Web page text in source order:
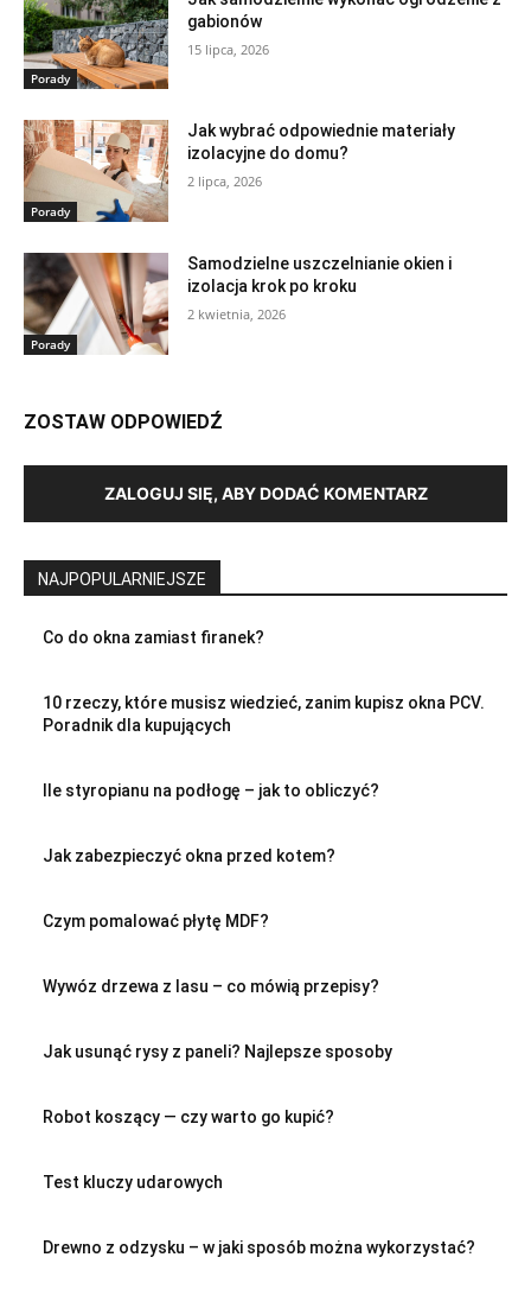
Porady
gabionów
15 lipca, 2026
Porady
Jak wybrać odpowiednie materiały
izolacyjne do domu?
2 lipca, 2026
Porady
Samodzielne uszczelnianie okien i
izolacja krok po kroku
2 kwietnia, 2026
ZOSTAW ODPOWIEDŹ
ZALOGUJ SIĘ, ABY DODAĆ KOMENTARZ
NAJPOPULARNIEJSZE
Co do okna zamiast firanek?
10 rzeczy, które musisz wiedzieć, zanim kupisz okna PCV.
Poradnik dla kupujących
Ile styropianu na podłogę – jak to obliczyć?
Jak zabezpieczyć okna przed kotem?
Czym pomalować płytę MDF?
Wywóz drzewa z lasu – co mówią przepisy?
Jak usunąć rysy z paneli? Najlepsze sposoby
Robot koszący — czy warto go kupić?
Test kluczy udarowych
Drewno z odzysku – w jaki sposób można wykorzystać?